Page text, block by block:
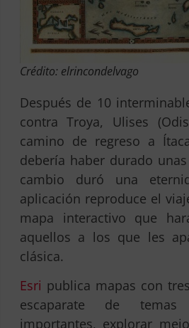
Crédito: elrincondelvago
Después de 10
contra Troya, Ulises
camino de regreso a
debería haber durado
cambio duró una
aplicación reproduce el
mapa interactivo que
aquellos a los que les
clásica.
Esri publica mapas con
escaparate de temas
importantes, explorar